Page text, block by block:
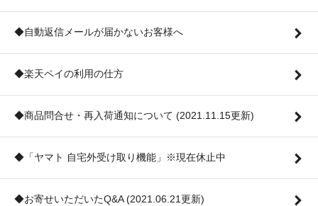
◆自動返信メールが届かないお客様へ
◆楽天ペイの利用の仕方
◆商品問合せ・再入荷通知について (2021.11.15更新)
◆「ヤマト 自宅外受け取り機能」※現在休止中
◆お寄せいただいたQ&A (2021.06.21更新)